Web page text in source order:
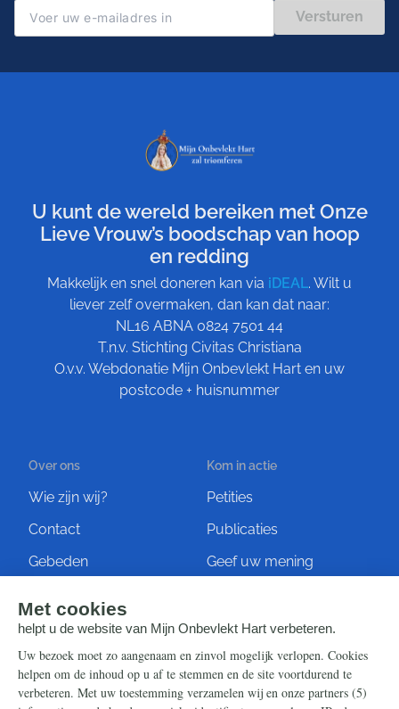
Versturen
U kunt de wereld bereiken met Onze
Lieve Vrouw’s boodschap van hoop
en redding
Makkelijk en snel doneren kan via iDEAL. Wilt u
liever zelf overmaken, dan kan dat naar:
NL16 ABNA 0824 7501 44
T.n.v. Stichting Civitas Christiana
O.v.v. Webdonatie Mijn Onbevlekt Hart en uw
postcode + huisnummer
Over ons
Wie zijn wij?
Contact
Gebeden
Kom in actie
Petities
Publicaties
Geef uw mening
Steun ons
Nieuwsbrief
Info
Contact